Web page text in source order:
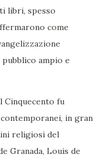
libri, spesso
come
ampio e
Cinquecento fu
in gran
religiosi del
Granada, Louis de